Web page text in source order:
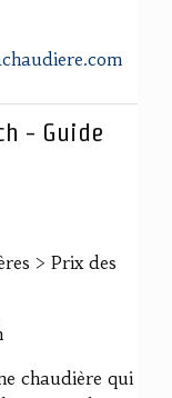
- Guide
> Prix des
chaudière qui